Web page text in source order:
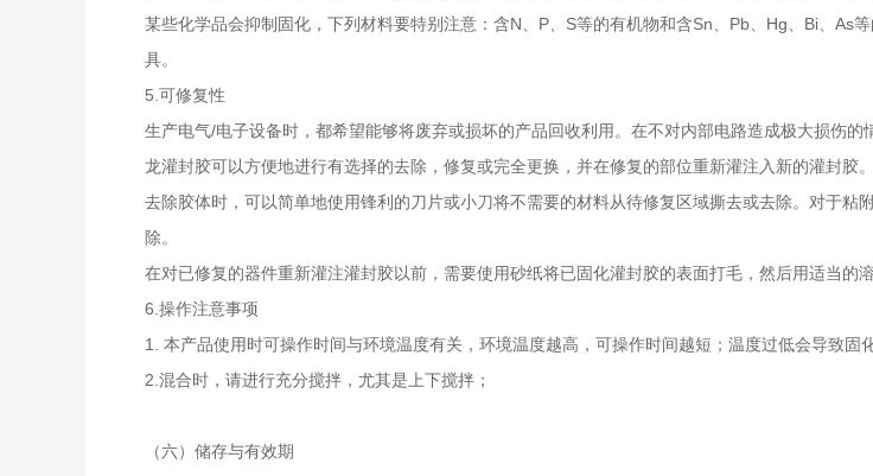
某些化学品会抑制固化，下列材料要特别注意：含N、P、S等的有机物和含Sn、Pb、Hg、Bi、As
具。
5.可修复性
生产电气/电子设备时，都希望能够将废弃或损坏的产品回收利用。在不对内部电路造成极大损伤
龙灌封胶可以方便地进行有选择的去除，修复或完全更换，并在修复的部位重新灌注入新的灌封胶。
去除胶体时，可以简单地使用锋利的刀片或小刀将不需要的材料从待修复区域撕去或去除。对于
除。
在对已修复的器件重新灌注灌封胶以前，需要使用砂纸将已固化灌封胶的表面打毛，然后用适当的
6.操作注意事项
1. 本产品使用时可操作时间与环境温度有关，环境温度越高，可操作时间越短；温度过低会导致固
2.混合时，请进行充分搅拌，尤其是上下搅拌；
（六）储存与有效期